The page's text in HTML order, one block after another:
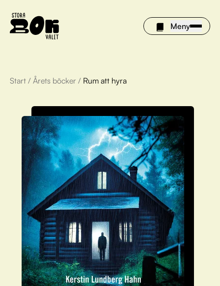
Meny
Årets böcker
Om Stora bokvalet
Olivia tipsar
Vinnare
FAQ
För bibliotek
Start / Årets böcker / Rum att hyra